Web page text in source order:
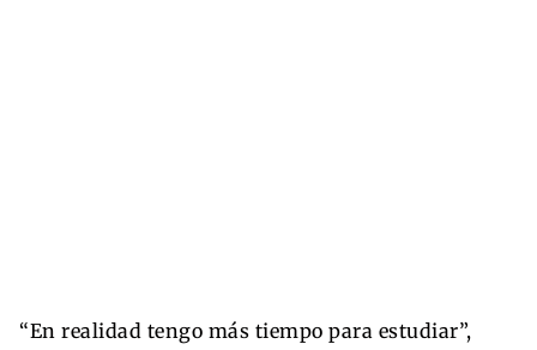
“En realidad tengo más tiempo para estudiar”,